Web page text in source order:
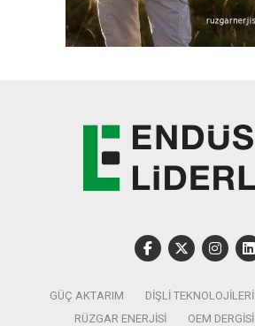
GÜÇ AKTARIM DIŞLI TEKNOLOJILERI
RÜZGAR ENERJISI
OEM DERGISI